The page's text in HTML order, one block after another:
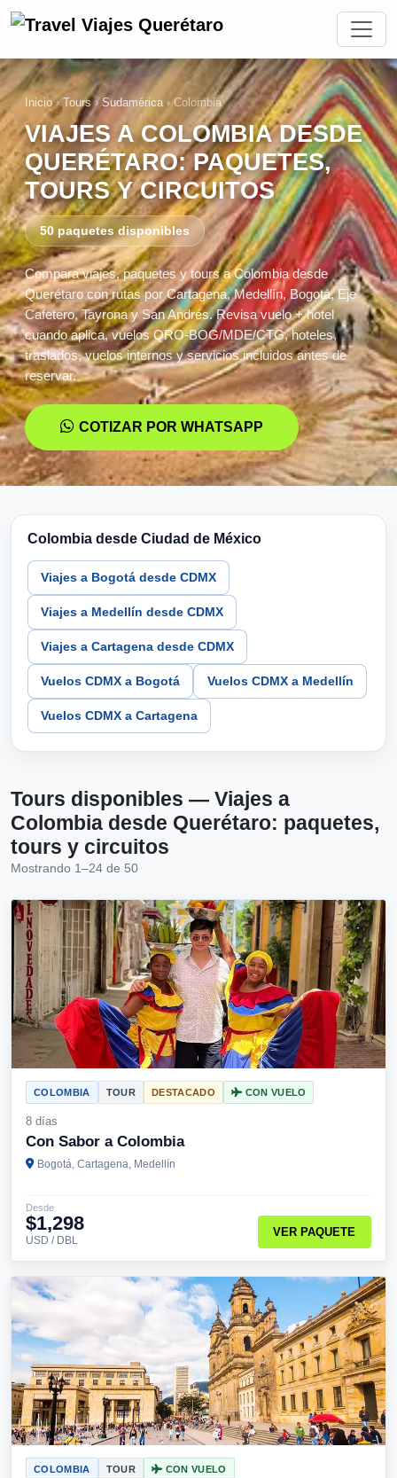
Inicio ›Tours ›Sudamérica ›Colombia
VIAJES A COLOMBIA DESDE
QUERÉTARO: PAQUETES,
TOURS Y CIRCUITOS
50 paquetes disponibles
Compara viajes, paquetes y tours a Colombia desde
Querétaro con rutas por Cartagena, Medellín, Bogotá, Eje
Cafetero, Tayrona y San Andrés. Revisa vuelo + hotel
cuando aplica, vuelos QRO-BOG/MDE/CTG, hoteles,
traslados, vuelos internos y servicios incluidos antes de
reservar.
COTIZAR POR WHATSAPP
Colombia desde Ciudad de México
Viajes a Bogotá desde CDMX
Viajes a Medellín desde CDMX
Viajes a Cartagena desde CDMX
Vuelos CDMX a Bogotá Vuelos CDMX a Medellín
Vuelos CDMX a Cartagena
Tours disponibles — Viajes a
Colombia desde Querétaro: paquetes,
tours y circuitos
Mostrando 1–24 de 50
COLOMBIA TOUR DESTACADO CON VUELO
8 días
Con Sabor a Colombia
Bogotá, Cartagena, Medellín
Desde
$1,298
USD / DBL
VER PAQUETE
COLOMBIA TOUR CON VUELO